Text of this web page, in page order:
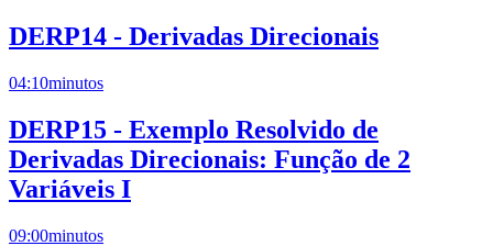
DERP14 - Derivadas Direcionais
04:10minutos
DERP15 - Exemplo Resolvido de
Derivadas Direcionais: Função de 2
Variáveis I
09:00minutos